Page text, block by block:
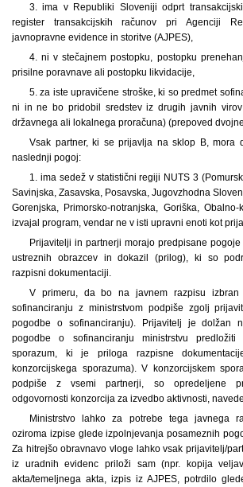
3. ima v Republiki Sloveniji odprt
register transakcijskih računov pri Agenciji
javnopravne evidence in storitve (AJPES),
4. ni v stečajnem postopku, postopku
prisilne poravnave ali postopku likvidacije,
5. za iste upravičene stroške, ki so predmet
ni in ne bo pridobil sredstev iz drugih javnih virov
državnega ali lokalnega proračuna) (prepoved
Vsak partner, ki se prijavlja na sklop B, mora
naslednji pogoj:
1. ima sedež v statistični regiji NUTS 3
Savinjska, Zasavska, Posavska, Jugovzhodna
Gorenjska, Primorsko-notranjska, Goriška,
izvajal program, vendar ne v isti upravni enoti kot
Prijavitelji in partnerji morajo predpisane
ustreznih obrazcev in dokazil (prilog), ki so
razpisni dokumentaciji.
V primeru, da bo na javnem razpisu izbran
sofinanciranju z ministrstvom podpiše zgolj
pogodbe o sofinanciranju). Prijavitelj je dolžan
pogodbe o sofinanciranju ministrstvu predložiti
sporazum, ki je priloga razpisne
konzorcijskega sporazuma). V konzorcijskem
podpiše z vsemi partnerji, so opredeljene
odgovornosti konzorcija za izvedbo aktivnosti,
Ministrstvo lahko za potrebe tega javnega
oziroma izpise glede izpolnjevanja posameznih
Za hitrejšo obravnavo vloge lahko vsak prijavitelj/
iz uradnih evidenc priloži sam (npr. kopija
akta/temeljnega akta, izpis iz AJPES, potrdilo